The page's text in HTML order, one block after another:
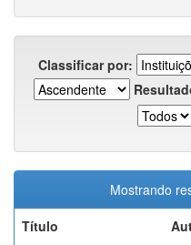
Classificar por:
Mostrando
Título